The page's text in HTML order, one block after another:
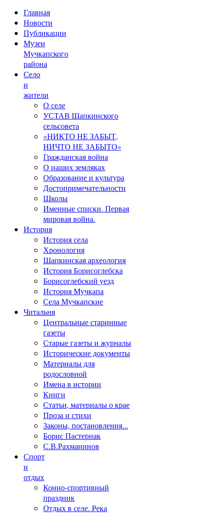
Главная
Новости
Публикации
Музеи
Мучкапского
района
Село
и
жители
О селе
УСТАВ Шапкинского
сельсовета
«НИКТО НЕ ЗАБЫТ,
НИЧТО НЕ ЗАБЫТО»
Гражданская война
О наших земляках
Образование и культура
Достопримечательности
Школы
Именные списки. Первая
мировая война.
История
История села
Хронология
Шапкинская археология
История Борисоглебска
Борисоглебский уезд
История Мучкапа
Села Мучкапские
Читальня
Центральные старинные
газеты
Старые газеты и журналы
Исторические документы
Материалы для
родословной
Имена в истории
Книги
Статьи, материалы о крае
Проза и стихи
Законы, постановления...
Борис Пастернак
С.В.Рахманинов
Спорт
и
отдых
Конно-спортивный
праздник
Отдых в селе. Река